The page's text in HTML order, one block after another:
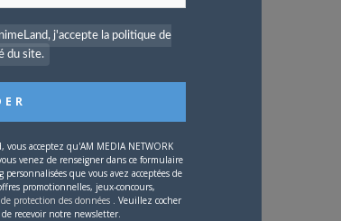
emmènent à la
et les éditions Ki-
découvrir Hokkaido…
j'accepte la politique de
du site.
acceptez qu'AM MEDIA NETWORK
venez de renseigner dans ce formulaire
que vous avez acceptées de
promotionnelles, jeux-concours,
protection des données . Veuillez cocher
de recevoir notre newsletter.